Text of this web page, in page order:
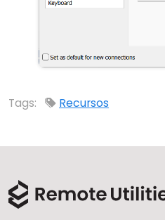
Tags: Recursos